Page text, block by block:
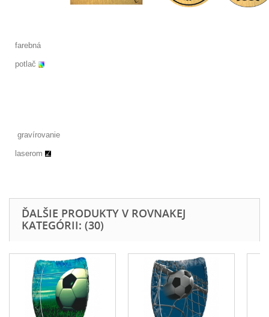
farebná
potlač
gravírovanie
laserom
ĎALŠIE PRODUKTY V ROVNAKEJ
KATEGÓRII: (30)